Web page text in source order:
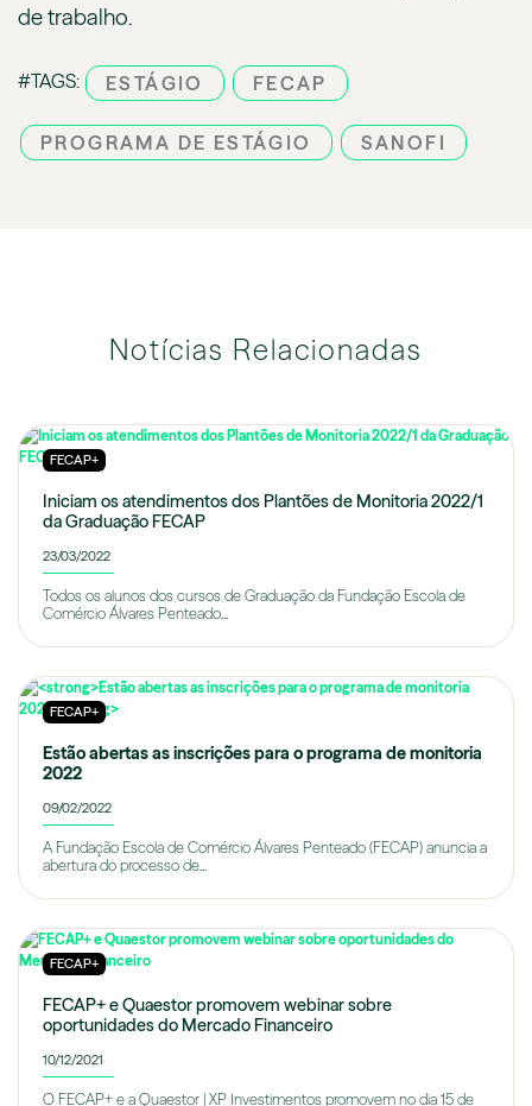
de trabalho.
#TAGS: ESTÁGIO FECAP
PROGRAMA DE ESTÁGIO SANOFI
Notícias Relacionadas
FECAP+
Iniciam os atendimentos dos Plantões de Monitoria 2022/1
da Graduação FECAP
23/03/2022
Todos os alunos dos cursos de Graduação da Fundação Escola de
Comércio Álvares Penteado...
FECAP+
Estão abertas as inscrições para o programa de monitoria
2022
09/02/2022
A Fundação Escola de Comércio Álvares Penteado (FECAP) anuncia a
abertura do processo de...
FECAP+
FECAP+ e Quaestor promovem webinar sobre
oportunidades do Mercado Financeiro
10/12/2021
O FECAP+ e a Quaestor | XP Investimentos promovem no dia 15 de